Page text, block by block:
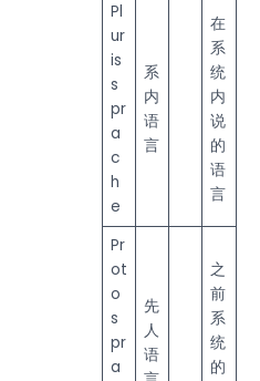
Pl
ur
is
s
pr
a
c
h
e
系
内
语
言
在
系
统
内
说
的
语
言
Pr
ot
o
s
pr
a
先
人
语
之
前
系
统
的